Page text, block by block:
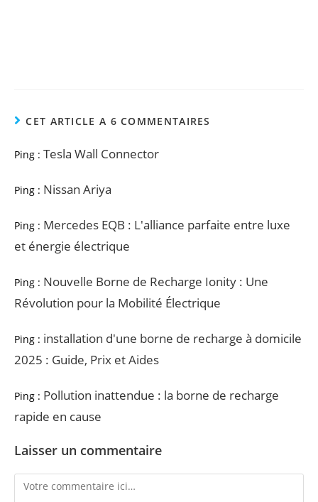
CET ARTICLE A 6 COMMENTAIRES
Ping : Tesla Wall Connector
Ping : Nissan Ariya
Ping : Mercedes EQB : L'alliance parfaite entre luxe
et énergie électrique
Ping : Nouvelle Borne de Recharge Ionity : Une
Révolution pour la Mobilité Électrique
Ping : installation d'une borne de recharge à domicile
2025 : Guide, Prix et Aides
Ping : Pollution inattendue : la borne de recharge
rapide en cause
Laisser un commentaire